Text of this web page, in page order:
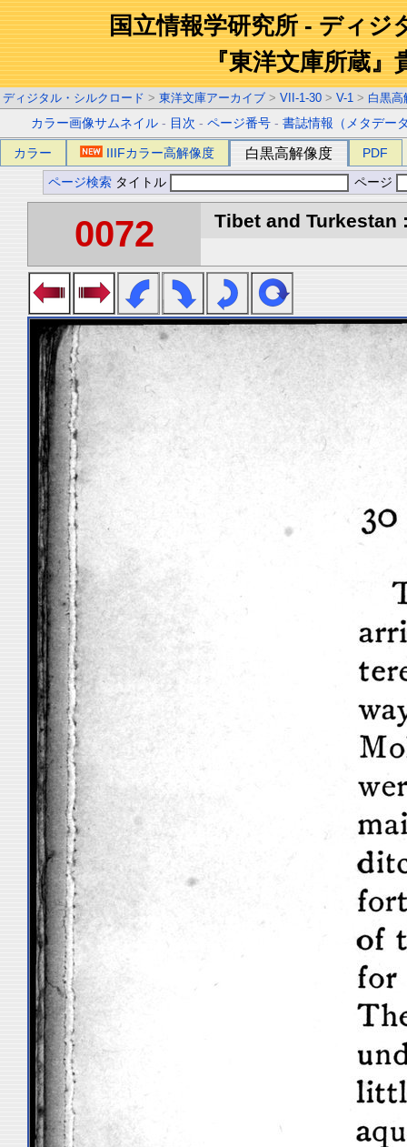
国立情報学研究所 - ディジ
『東洋文庫所蔵』
ディジタル・シルクロード > 東洋文庫アーカイブ > VII-1-30 > V-1 > 白黒高
カラー画像サムネイル - 目次 -ページ番号 -書誌情報（メタデー
カラー IIIFカラー高解像度 白黒高解像度 PDF
ページ検索 タイトル ページ
0072 Tibet and Turkestan